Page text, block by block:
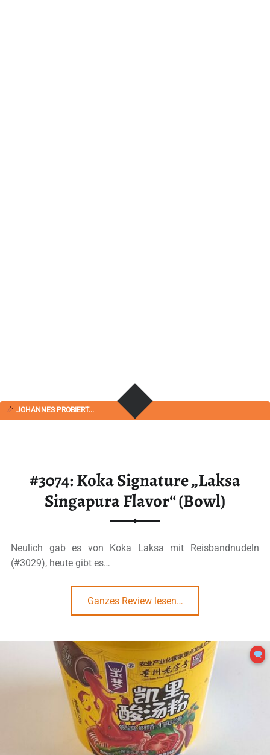
JOHANNES PROBIERT...
#3074: Koka Signature „Laksa
Singapura Flavor“ (Bowl)
Neulich gab es von Koka Laksa mit Reisbandnudeln
(#3029), heute gibt es…
Ganzes Review lesen…
3